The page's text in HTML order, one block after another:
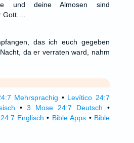
und deine Almosen sind
Gott.…
das ich euch gegeben
da er verraten ward, nahm
Mehrsprachig • Levítico 24:7
•3 Mose 24:7 Deutsch •
Englisch • Bible Apps • Bible